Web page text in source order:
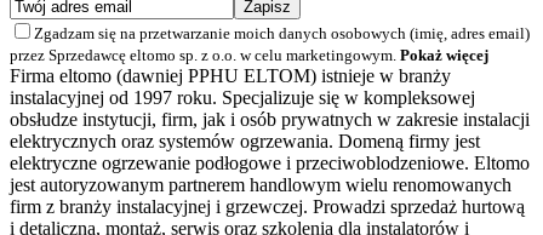
Zgadzam się na przetwarzanie moich danych osobowych (imię, adres email)
przez Sprzedawcę eltomo sp. z o.o. w celu marketingowym. Pokaż więcej
Firma eltomo (dawniej PPHU ELTOM) istnieje w branży
instalacyjnej od 1997 roku. Specjalizuje się w kompleksowej
obsłudze instytucji, firm, jak i osób prywatnych w zakresie instalacji
elektrycznych oraz systemów ogrzewania. Domeną firmy jest
elektryczne ogrzewanie podłogowe i przeciwoblodzeniowe. Eltomo
jest autoryzowanym partnerem handlowym wielu renomowanych
firm z branży instalacyjnej i grzewczej. Prowadzi sprzedaż hurtową
i detaliczną, montaż, serwis oraz szkolenia dla instalatorów i